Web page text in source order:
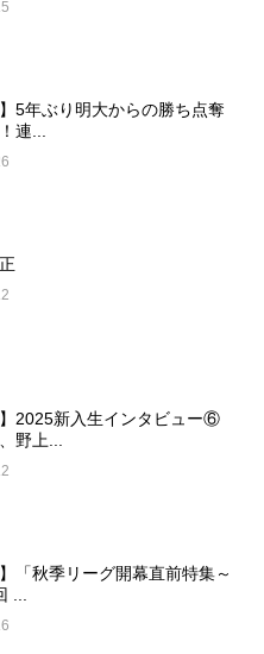
】5年ぶり明大からの勝ち点奪
連...
】2025新入生インタビュー⑥
野上...
】「秋季リーグ開幕直前特集～
...